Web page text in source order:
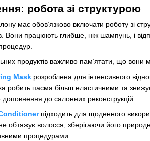
робота зі структурою
має обов’язково включати роботу зі
Вони працюють глибше, ніж шампунь, і
продуктів важливо пам’ятати, що
Mask розроблена для інтенсивного
робить пасма більш еластичними та
до салонних реконструкцій.
підходить для щоденного
обтяжує волосся, зберігаючи його
процедурами.